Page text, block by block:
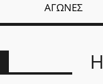
ΑΓΏΝΕΣ